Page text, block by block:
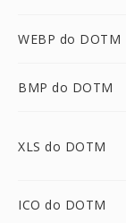
WEBP do DOTM
BMP do DOTM
XLS do DOTM
ICO do DOTM